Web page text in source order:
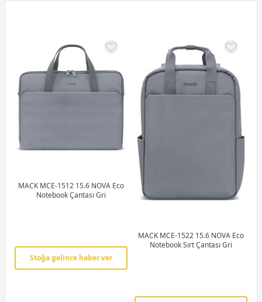
MACK MCE-1512 15.6 NOVA Eco
Notebook Çantası Gri
Stoğa gelince haber ver
MACK MCE-1522 15.6 NOVA Eco
Notebook Sırt Çantası Gri